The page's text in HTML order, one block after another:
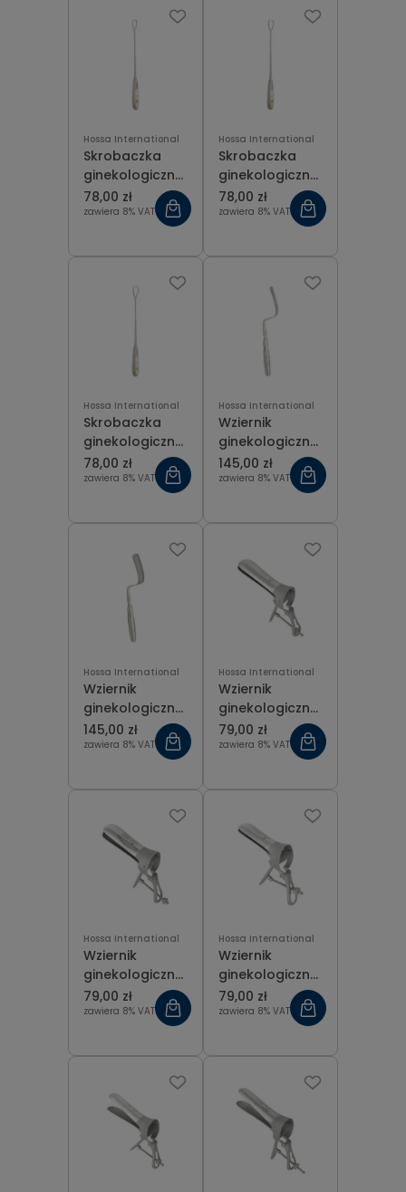
Hossa International
Skrobaczka
ginekologiczna
tępa Recamier
fig 7 (15 mm),
78,00 zł
zawiera 8% VAT
Hossa International
Skrobaczka
ginekologiczna
tępa Recamier
fig 8 (17 mm),
78,00 zł
zawiera 8% VAT
Hossa International
Skrobaczka
ginekologiczna
tępa Recamier
fig 9 (16 mm),
78,00 zł
zawiera 8% VAT
Hossa International
Wziernik
ginekologiczny
Breisky 100x19
mm dł. 30 cm
145,00 zł
zawiera 8% VAT
Hossa International
Wziernik
ginekologiczny
Breisky 100x35
mm dł. 30 cm
145,00 zł
zawiera 8% VAT
Hossa International
Wziernik
ginekologiczny
Cusco z
szerokim
śrubą
rozmiar L
79,00 zł
zawiera 8% VAT
Hossa International
Wziernik
ginekologiczny
Cusco z
szerokim
śrubą
rozmiar M
79,00 zł
zawiera 8% VAT
Hossa International
Wziernik
ginekologiczny
Cusco z
szerokim
śrubą
rozmiar S
79,00 zł
zawiera 8% VAT